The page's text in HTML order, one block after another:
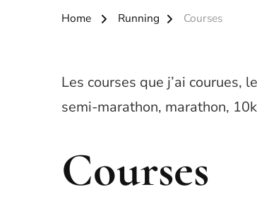
Home Running Courses
Les courses que j’ai courues,
semi-marathon, marathon,
Courses